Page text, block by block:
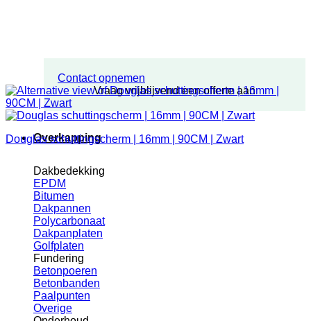
Contact opnemen
Vraag vrijblijvend een offerte aan
Overkapping
Dakbedekking
EPDM
Bitumen
Dakpannen
Polycarbonaat
Dakpanplaten
Golfplaten
Fundering
Betonpoeren
Betonbanden
Paalpunten
Overige
Douglas schuttingscherm | 16mm | 90CM | Zwart